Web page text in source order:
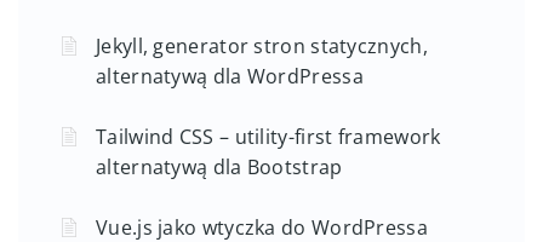
Jekyll, generator stron statycznych,
alternatywą dla WordPressa
Tailwind CSS – utility-first framework
alternatywą dla Bootstrap
Vue.js jako wtyczka do WordPressa